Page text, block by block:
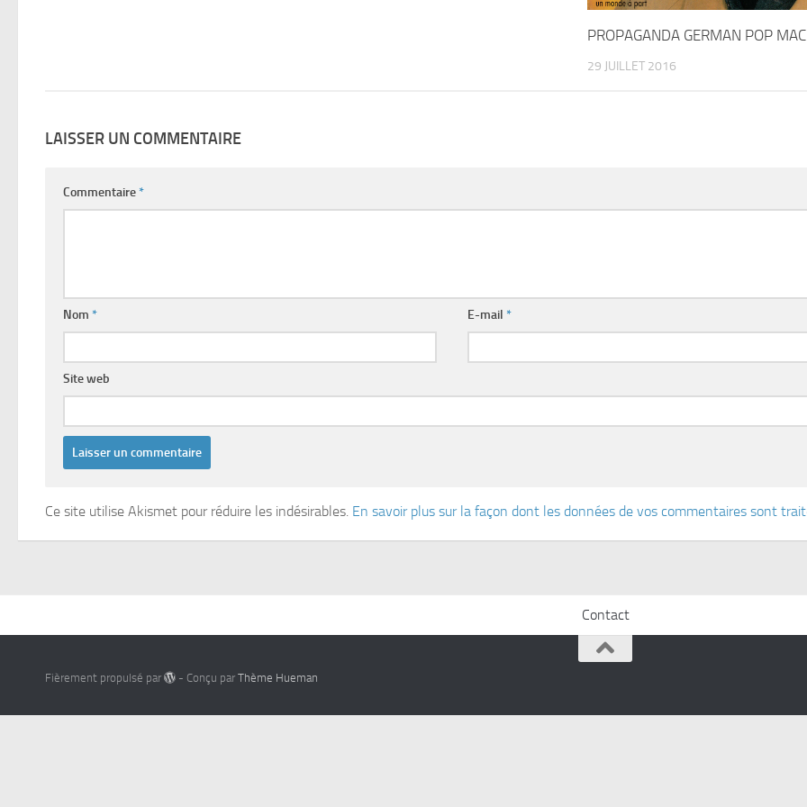
PROPAGANDA GERMAN POP
29 JUILLET 2016
LAISSER UN COMMENTAIRE
Commentaire*
Nom * E-mail*
Site web
Ce site utilise Akismet pour réduire les indésirables. En savoir plus sur la façon dont les données de vos commentaires sont
Contact
Fièrement propulsé par - Conçu parThème Hueman